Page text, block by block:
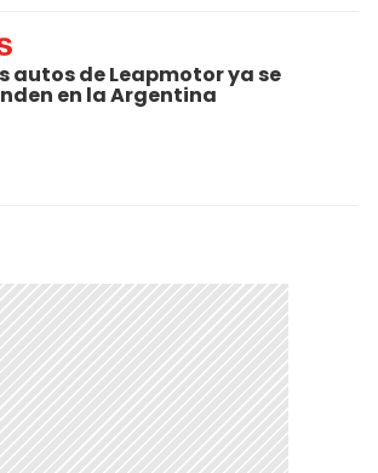
autos de Leapmotor ya se
en la Argentina